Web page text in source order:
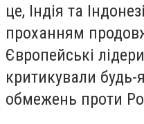
це, Індія та
проханням
Європейські
критикували
обмежень проти